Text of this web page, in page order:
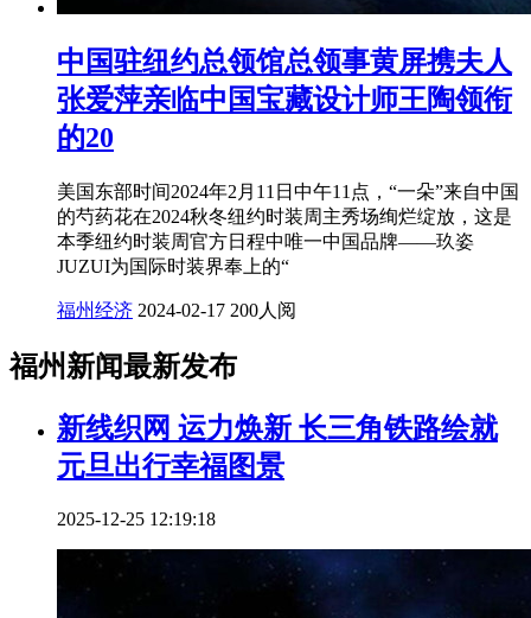
中国驻纽约总领馆总领事黄屏携夫人
张爱萍亲临中国宝藏设计师王陶领衔
的20
美国东部时间2024年2月11日中午11点，“一朵”来自中国
的芍药花在2024秋冬纽约时装周主秀场绚烂绽放，这是
本季纽约时装周官方日程中唯一中国品牌——玖姿
JUZUI为国际时装界奉上的“
福州经济 2024-02-17 200人阅
福州新闻最新发布
新线织网 运力焕新 长三角铁路绘就
元旦出行幸福图景
2025-12-25 12:19:18